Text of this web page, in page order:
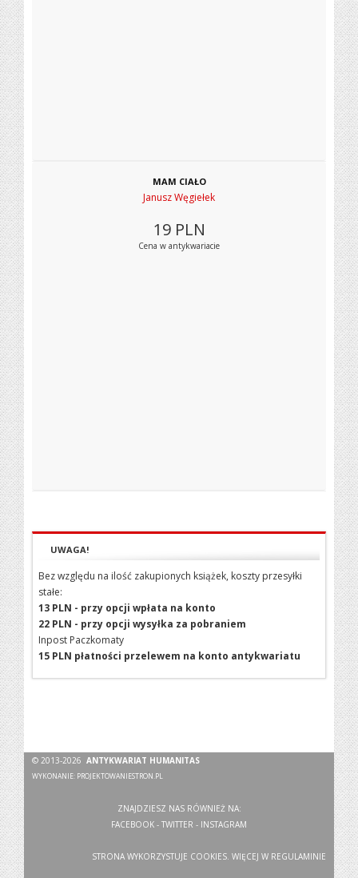
MAM CIAŁO
Janusz Węgiełek
19 PLN
Cena w antykwariacie
UWAGA!
Bez względu na ilość zakupionych książek, koszty przesyłki
stałe:
13 PLN - przy opcji wpłata na konto
22 PLN - przy opcji wysyłka za pobraniem
Inpost Paczkomaty
15 PLN płatności przelewem na konto antykwariatu
© 2013-2026ANTYKWARIAT HUMANITAS
WYKONANIE: PROJEKTOWANIESTRON.PL
ZNAJDZIESZ NAS RÓWNIEŻ NA:
FACEBOOK - TWITTER - INSTAGRAM
STRONA WYKORZYSTUJE COOKIES. WIĘCEJ W REGULAMINIE